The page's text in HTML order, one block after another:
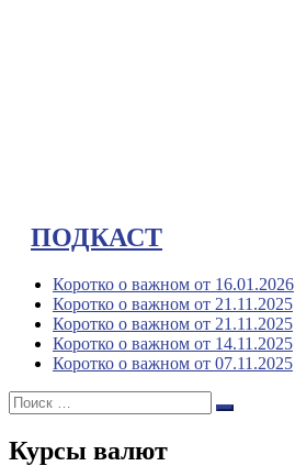
ПОДКАСТ
Коротко о важном от 16.01.2026
Коротко о важном от 21.11.2025
Коротко о важном от 21.11.2025
Коротко о важном от 14.11.2025
Коротко о важном от 07.11.2025
Поиск:
Поиск
Курсы валют